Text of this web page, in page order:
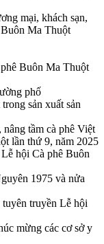
mại, khách sạn,
Ma Thuột
Buôn Ma Thuột
phố
sản xuất sản
tầm cà phê Việt
lần thứ 9, năm 2025
hội Cà phê Buôn
1975 và nửa
truyền Lễ hội
mừng các cơ sở y